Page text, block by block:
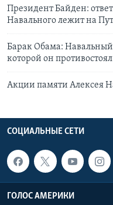
Президент Байден:
Навального лежит на
Барак Обама:
которой он противостоял
Акции памяти Алексея
СОЦИАЛЬНЫЕ СЕТИ
ГОЛОС АМЕРИКИ